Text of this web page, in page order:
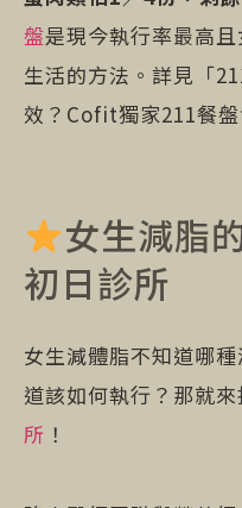
盤是現今執行率最高
生活的方法。詳見「
效？Cofit獨家211餐
女生減脂
初日診所
女生減體脂不知道哪
道該如何執行？那就
所 ！